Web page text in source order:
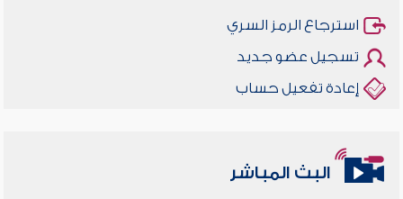
استرجاع الرمز السري
تسجيل عضو جديد
إعادة تفعيل حساب
البث المباشر